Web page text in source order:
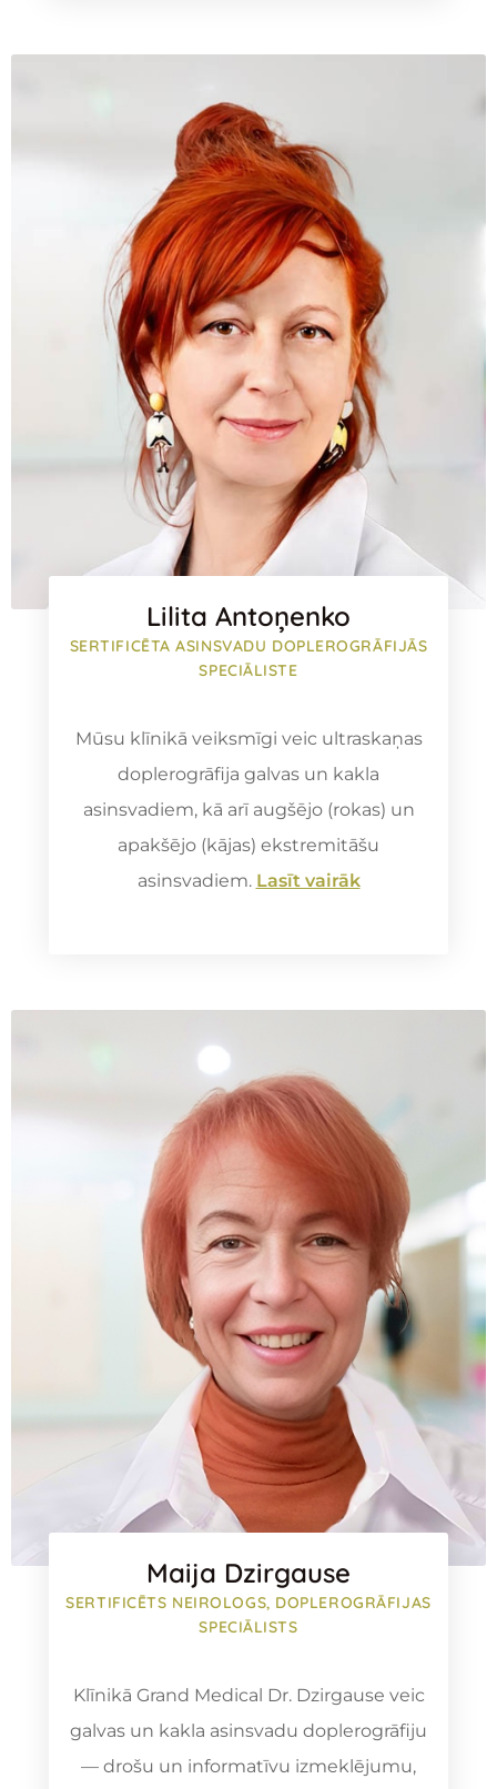
Lilita Antoņenko
SERTIFICĒTA ASINSVADU DOPLEROGRĀFIJĀS
SPECIĀLISTE
Mūsu klīnikā veiksmīgi veic ultraskaņas
doplerogrāfija galvas un kakla
asinsvadiem, kā arī augšējo (rokas) un
apakšējo (kājas) ekstremitāšu
asinsvadiem. Lasīt vairāk
Maija Dzirgause
SERTIFICĒTS NEIROLOGS, DOPLEROGRĀFIJAS
SPECIĀLISTS
Klīnikā Grand Medical Dr. Dzirgause veic
galvas un kakla asinsvadu doplerogrāfiju
— drošu un informatīvu izmeklējumu,